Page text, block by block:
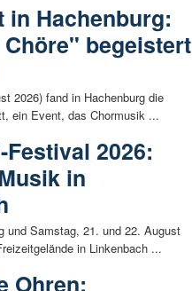
in Hachenburg:
begeistert
2026) fand in Hachenburg die
ein Event, das Chormusik ...
2026:
in
und Samstag, 21. und 22. August
in Linkenbach ...
Ohren: